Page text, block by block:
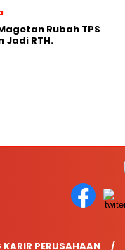
Rubah TPS
Jadi RTH.
PERUSAHAAN